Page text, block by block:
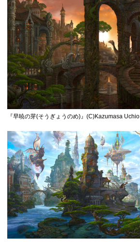
『早暁の芽(そうぎょうのめ)』(C)Kazumasa Uchio